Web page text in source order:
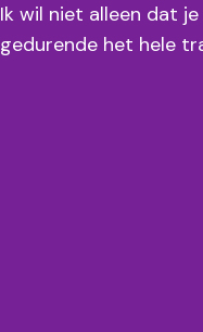
Ik wil niet alleen dat
gedurende het hele